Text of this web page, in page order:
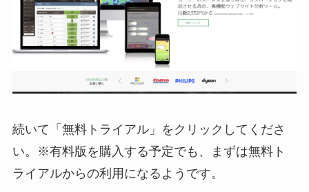
続いて「無料トライアル」をクリックしてくださ
い。
※有料版を購入する予定でも、まずは無料ト
ライアルからの利用になるようです。